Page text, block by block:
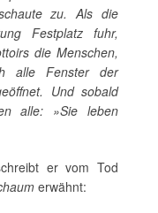
zu. Als die
Festplatz fuhr,
die Menschen,
alle Fenster der
Und sobald
alle: »Sie leben
er vom Tod
erwähnt: